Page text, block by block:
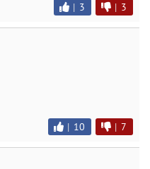
| 3 | 3
| 10 | 7